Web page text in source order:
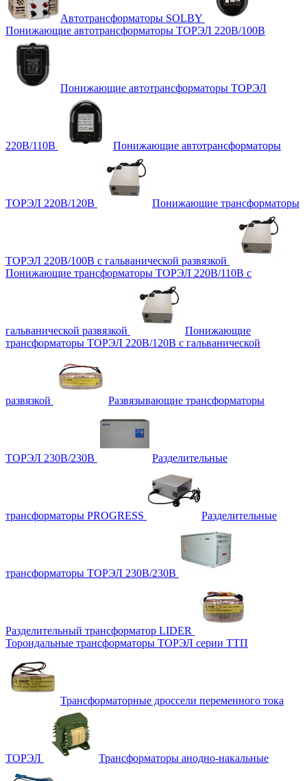
Автотрансформаторы SOLBY
Понижающие автотрансформаторы ТОРЭЛ 220В/100В
Понижающие автотрансформаторы ТОРЭЛ
220В/110В Понижающие автотрансформаторы
ТОРЭЛ 220В/120В Понижающие трансформаторы
ТОРЭЛ 220В/100В с гальванической развязкой
Понижающие трансформаторы ТОРЭЛ 220В/110В с
гальванической развязкой
Понижающие
трансформаторы ТОРЭЛ 220В/120В с гальванической
развязкой Развязывающие трансформаторы
ТОРЭЛ 230В/230В Разделительные
трансформаторы PROGRESS Разделительные
трансформаторы ТОРЭЛ 230В/230В
Разделительный трансформатор LIDER
Тороидальные трансформаторы ТОРЭЛ серии ТТП
Трансформаторные дроссели переменного тока
ТОРЭЛ Трансформаторы анодно-накальные